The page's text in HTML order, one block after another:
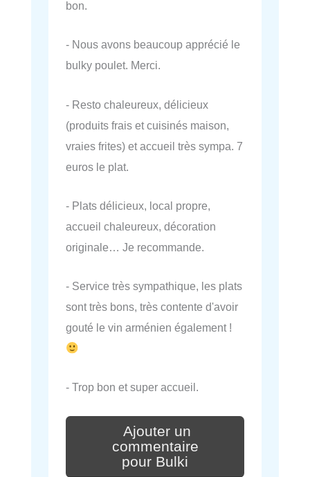
bon.
- Nous avons beaucoup apprécié le
bulky poulet. Merci.
- Resto chaleureux, délicieux
(produits frais et cuisinés maison,
vraies frites) et accueil très sympa. 7
euros le plat.
- Plats délicieux, local propre,
accueil chaleureux, décoration
originale… Je recommande.
- Service très sympathique, les plats
sont très bons, très contente d'avoir
gouté le vin arménien également !
- Trop bon et super accueil.
Ajouter un
commentaire
pour Bulki